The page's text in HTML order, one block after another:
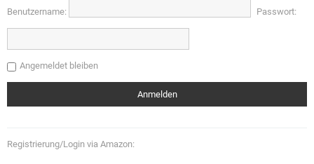
Benutzername: Passwort:
Angemeldet bleiben
Registrierung/Login via Amazon: